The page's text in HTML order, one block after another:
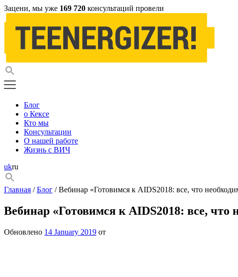
Зацени, мы уже 169 720 консультаций провели
Блог
о Кексе
Кто мы
Консультации
О нашей работе
Жизнь с ВИЧ
ukru
Главная /Блог / Вебинар «Готовимся к AIDS2018: все, что
Вебинар «Готовимся к AIDS2018: все, что
Обновлено 14 January 2019 от